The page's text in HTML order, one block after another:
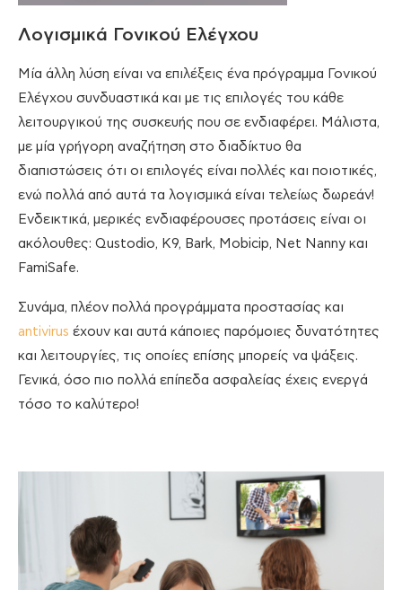
Λογισμικά Γονικού Ελέγχου
Μία άλλη λύση είναι να επιλέξεις ένα πρόγραμμα Γονικού
Ελέγχου συνδυαστικά και με τις επιλογές του κάθε
λειτουργικού της συσκευής που σε ενδιαφέρει. Μάλιστα,
με μία γρήγορη αναζήτηση στο διαδίκτυο θα
διαπιστώσεις ότι οι επιλογές είναι πολλές και ποιοτικές,
ενώ πολλά από αυτά τα λογισμικά είναι τελείως δωρεάν!
Ενδεικτικά, μερικές ενδιαφέρουσες προτάσεις είναι οι
ακόλουθες: Qustodio, K9, Bark, Mobicip, Net Nanny και
FamiSafe.
Συνάμα, πλέον πολλά προγράμματα προστασίας και
antivirus έχουν και αυτά κάποιες παρόμοιες δυνατότητες
και λειτουργίες, τις οποίες επίσης μπορείς να ψάξεις.
Γενικά, όσο πιο πολλά επίπεδα ασφαλείας έχεις ενεργά
τόσο το καλύτερο!